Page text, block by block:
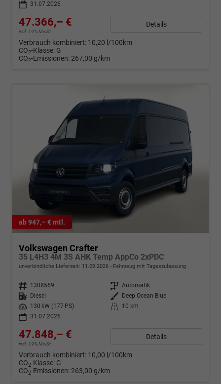
31.07.2026
47.366,– €
incl. 19% MwSt.
Details
Verbrauch kombiniert: 10,20 l/100km
CO2-Klasse: G
CO2-Emissionen: 267,00 g/km
ab 947,– € mtl.
Volkswagen Crafter
35 L4H3 4M 3S AHK Temp AppCo 2xPDC
unverbindliche Lieferzeit: 11.09.2026 Fahrzeug mit Tageszulassung
Fahrzeugnr. 1308569 Getriebe Automatik
Kraftstoff
Diesel Außenfarbe
Deep Ocean Blue
Leistung
130 kW (177 PS) Kilometerstand
10 km
31.07.2026
47.848,– €
incl. 19% MwSt.
Details
Verbrauch kombiniert: 10,00 l/100km
CO2-Klasse: G
CO2-Emissionen: 263,00 g/km